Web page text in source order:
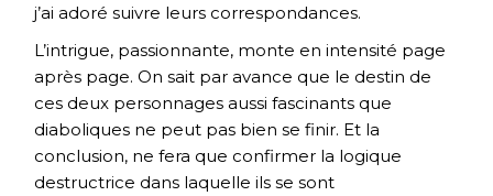
j’ai adoré suivre leurs correspondances.
L’intrigue, passionnante, monte en intensité page
après page. On sait par avance que le destin de
ces deux personnages aussi fascinants que
diaboliques ne peut pas bien se finir. Et la
conclusion, ne fera que confirmer la logique
destructrice dans laquelle ils se sont